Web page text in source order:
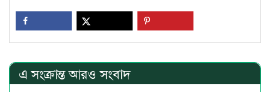
এ সংক্রান্ত আরও সংবাদ